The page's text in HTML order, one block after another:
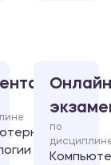
по